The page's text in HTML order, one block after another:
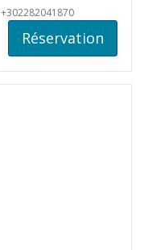
+302282041870
Réservation